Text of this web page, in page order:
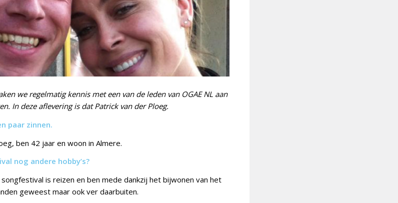
we regelmatig kennis met een van de leden van OGAE NL aan
In deze aflevering is dat Patrick van der Ploeg.
paar zinnen.
ben 42 jaar en woon in Almere.
nog andere hobby’s?
is reizen en ben mede dankzij het bijwonen van het
geweest maar ook ver daarbuiten.